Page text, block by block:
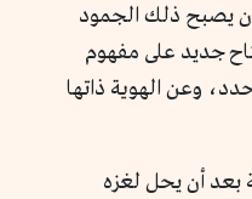
أن يصبح ذلك الجمود
جديد على مفهوم
وعن الهوية ذاتها
بعد أن يحل لغزه